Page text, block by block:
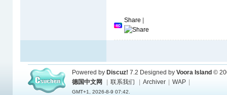
Share
Powered by Discuz! 7.2 Designed by Voora Island ©
德国中文网
联系我们 Archiver WAP
GMT+1, 2026-8-9 07:42.